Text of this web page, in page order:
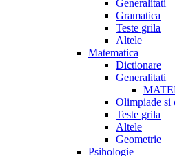
Generalitati
Gramatica
Teste grila
Altele
Matematica
Dictionare
Generalitati
Olimpiade si
Teste grila
Altele
Geometrie
Psihologie